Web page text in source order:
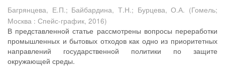
Багрянцева, Е.П.; Байбардина, Т.Н.; Бурцева, О.А. (Гомель;
Москва : Спейс-график, 2016)
В представленной статье рассмотрены вопросы переработки
промышленных и бытовых отходов как одно из приоритетных
направлений государственной политики по защите
окружающей среды.